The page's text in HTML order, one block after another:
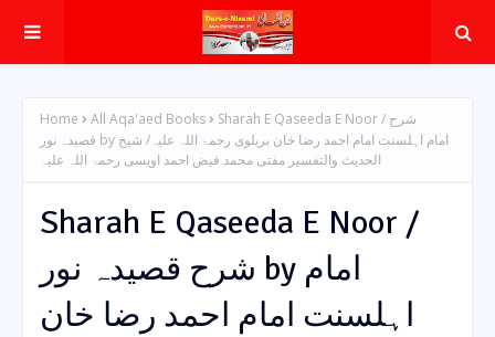
Home All Aqa'aed Books
Sharah E Qaseeda E Noor / شرح
قصیدہ نور by امام اہلسنت امام احمد رضا خان بریلوی رحمۃ اللہ علیہ/ شیخ
الحدیث والتفسیر مفتی محمد فیض احمد اویسی رحمۃ اللہ علیہ
Sharah E Qaseeda E Noor /
شرح قصیدہ نور by امام
اہلسنت امام احمد رضا خان